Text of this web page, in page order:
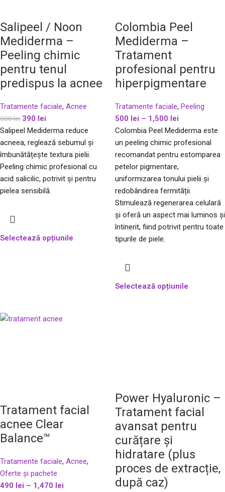
Salipeel / Noon
Mediderma –
Peeling chimic
pentru tenul
predispus la acnee
Tratamente faciale, Acnee
500lei 390 lei
Salipeel Mediderma reduce
acneea, reglează sebumul și
îmbunătățește textura pielii.
Peeling chimic profesional cu
acid salicilic, potrivit și pentru
pielea sensibilă.
Selectează opțiunile
Colombia Peel
Mediderma –
Tratament
profesional pentru
hiperpigmentare
Tratamente faciale, Peeling
500 lei – 1,500 lei
Colombia Peel Mediderma este
un peeling chimic profesional
recomandat pentru estomparea
petelor pigmentare,
uniformizarea tonului pielii și
redobândirea fermității.
Stimulează regenerarea celulară
și oferă un aspect mai luminos și
întinerit, fiind potrivit pentru toate
tipurile de piele.
Selectează opțiunile
Tratament facial
acnee Clear
Balance™
Tratamente faciale, Acnee,
Oferte și pachete
490 lei – 1,470 lei
Power Hyaluronic –
Tratament facial
avansat pentru
curățare și
hidratare (plus
proces de extracție,
după caz)